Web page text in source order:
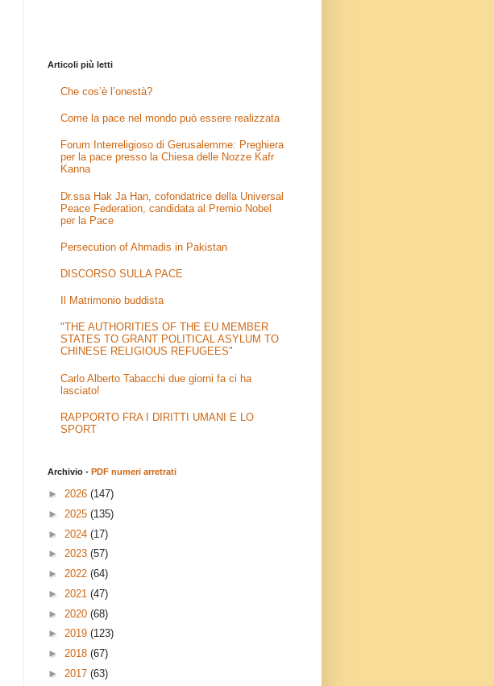
Articoli più letti
Che cos’è l’onestà?
Come la pace nel mondo può essere realizzata
Forum Interreligioso di Gerusalemme: Preghiera
per la pace presso la Chiesa delle Nozze Kafr
Kanna
Dr.ssa Hak Ja Han, cofondatrice della Universal
Peace Federation, candidata al Premio Nobel
per la Pace
Persecution of Ahmadis in Pakistan
DISCORSO SULLA PACE
Il Matrimonio buddista
"THE AUTHORITIES OF THE EU MEMBER
STATES TO GRANT POLITICAL ASYLUM TO
CHINESE RELIGIOUS REFUGEES"
Carlo Alberto Tabacchi due giorni fa ci ha
lasciato!
RAPPORTO FRA I DIRITTI UMANI E LO
SPORT
Archivio - PDF numeri arretrati
► 2026 (147)
► 2025 (135)
► 2024 (17)
► 2023 (57)
► 2022 (64)
► 2021 (47)
► 2020 (68)
► 2019 (123)
► 2018 (67)
► 2017 (63)